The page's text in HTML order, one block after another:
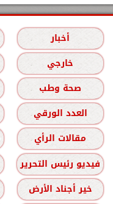
أخبار
خارجي
صحة وطب
العدد الورقي
مقالات الرأي
فيديو رئيس التحرير
خير أجناد الأرض